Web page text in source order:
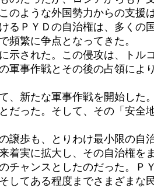
ような外国勢力からの支援
ＰＹＤの自治権は、多くの
頻繁に争点となってきた。
された。この侵攻は、トル
事作戦とその後の占領によ
新たな軍事作戦を開始した
った。そして、その「安全
歩も、とりわけ最小限の自
実に拡大し、その自治権を
ャンスとしたのだった。Ｐ
てある程度までさまざまな